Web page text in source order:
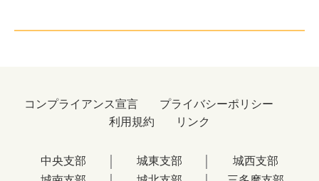
コンプライアンス宣言
プライバシーポリシー
利用規約
リンク
中央支部 城東支部
城西支部